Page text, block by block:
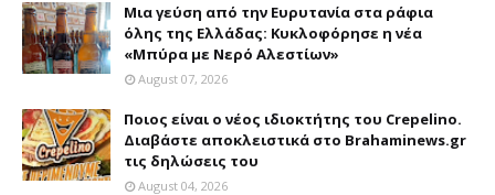
Mια γεύση από την Eυρυτανία στα ράφια
όλης της Ελλάδας: Κυκλοφόρησε η νέα
«Μπύρα με Nερό Aλεστίων»
August 07, 2026
Ποιος είναι ο νέος ιδιοκτήτης του Crepelino.
Διαβάστε αποκλειστικά στο Brahaminews.gr
τις δηλώσεις του
August 04, 2026